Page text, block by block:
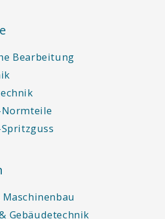
Bearbeitung
Gebäudetechnik